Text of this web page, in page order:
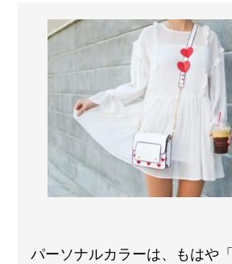
パーソナルカラーは、もはや